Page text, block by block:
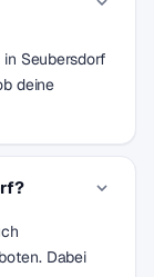
Seubersdorf
deine
Dabei